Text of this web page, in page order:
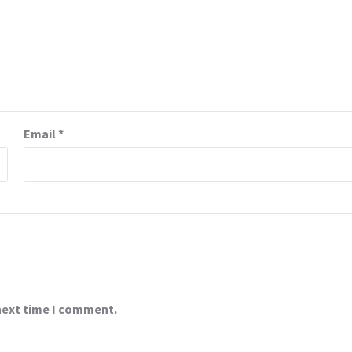
Email*
time I comment.